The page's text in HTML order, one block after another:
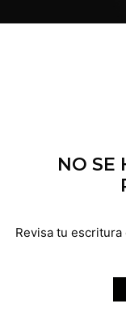
NO SE
Revisa tu